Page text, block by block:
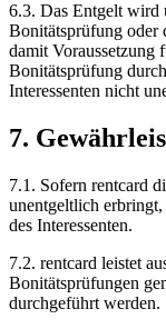
6.3. Das Entgelt wird
Bonitätsprüfung oder
damit Voraussetzung
Bonitätsprüfung
Interessenten nicht
7.
7.1. Sofern rentcard
unentgeltlich erbringt,
des Interessenten.
7.2. rentcard leistet
Bonitätsprüfungen
durchgeführt werden.